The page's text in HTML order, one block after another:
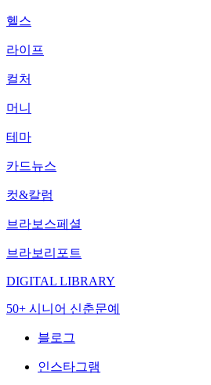
헬스
라이프
컬처
머니
테마
카드뉴스
컷&칼럼
브라보스페셜
브라보리포트
DIGITAL LIBRARY
50+ 시니어 신춘문예
블로그
인스타그램